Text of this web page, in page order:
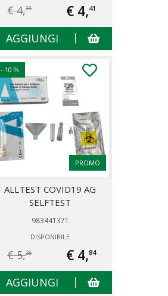
€ 4,90 € 4,41
AGGIUNGI
- 10 %
PROMO
ALLTEST COVID19 AG
SELFTEST
983441371
DISPONIBILE
€ 5,38 € 4,84
AGGIUNGI